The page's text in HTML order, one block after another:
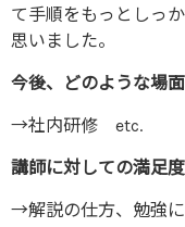
て手順をもっとしっ
思いました。
今後、どのような場
→社内研修 etc.
講師に対しての満足
→解説の仕方、勉強に